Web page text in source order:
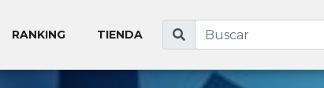
RANKING TIENDA